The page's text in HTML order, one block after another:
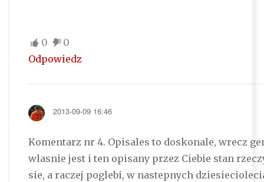
0
0
Odpowiedz
2013-09-09 16:46
Komentarz nr 4. Opisales to doskonale, wrecz
wlasnie jest i ten opisany przez Ciebie stan
sie, a raczej poglebi, w nastepnych